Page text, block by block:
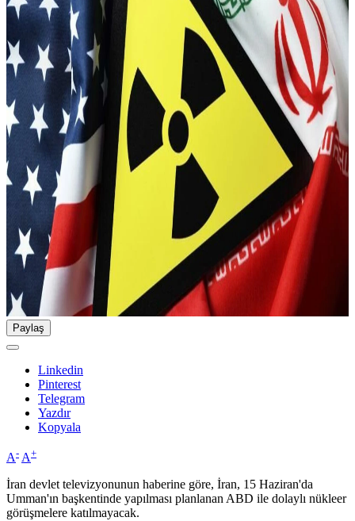
Paylaş
Linkedin
Pinterest
Telegram
Yazdır
Kopyala
A- A+
İran devlet televizyonunun haberine göre, İran, 15 Haziran'da
Umman'ın başkentinde yapılması planlanan ABD ile dolaylı nükleer
görüşmelere katılmayacak.